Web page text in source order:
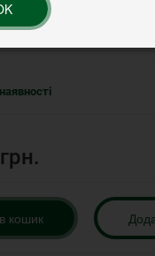
грн.
кошик